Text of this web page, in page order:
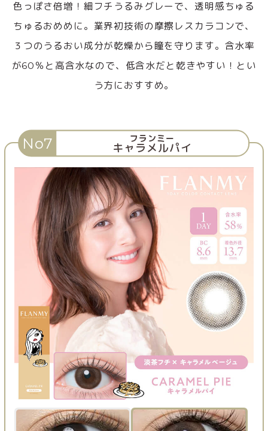
色っぽさ倍増！細フチうるみグレーで、透明感ちゅる
ちゅるおめめに。業界初技術の摩擦レスカラコンで、
３つのうるおい成分が乾燥から瞳を守ります。含水率
が60％と高含水なので、低含水だと乾きやすい！とい
う方におすすめ。
No7 フランミー
キャラメルパイ